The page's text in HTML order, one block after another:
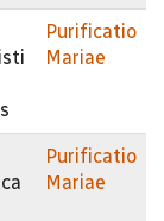
Purificatio
Mariae
Purificatio
Mariae